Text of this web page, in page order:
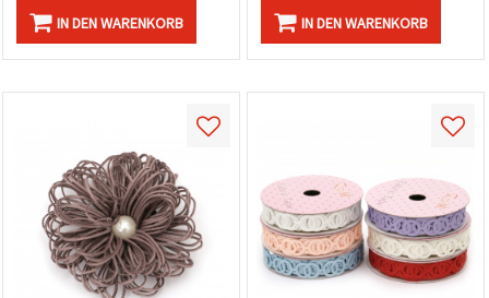
IN DEN WARENKORB IN DEN WARENKORB